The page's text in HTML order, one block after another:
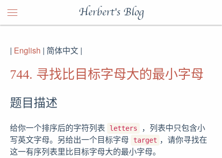
Herbert's Blog
| English | 简体中文 |
744. 寻找比目标字母大的最小字母
题目描述
给你一个排序后的字符列表 letters
，列表中只包含小
写英文字母。另给出一个目标字母
target ，请你寻找在
这一有序列表里比目标字母大的最小字母。